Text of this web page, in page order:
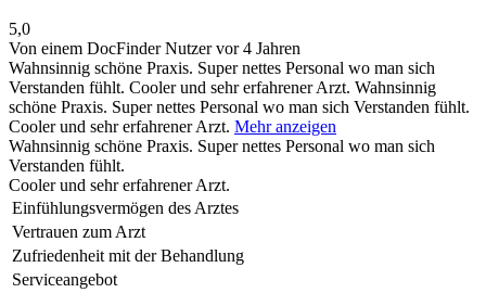
5,0
Von einem DocFinder Nutzervor 4 Jahren
Wahnsinnig schöne Praxis. Super nettes Personal wo man sich
Verstanden fühlt. Cooler und sehr erfahrener Arzt. Wahnsinnig
schöne Praxis. Super nettes Personal wo man sich Verstanden fühlt.
Cooler und sehr erfahrener Arzt. Mehr anzeigen
Wahnsinnig schöne Praxis. Super nettes Personal wo man sich
Verstanden fühlt.
Cooler und sehr erfahrener Arzt.
Einfühlungsvermögen des Arztes
Vertrauen zum Arzt
Zufriedenheit mit der Behandlung
Serviceangebot